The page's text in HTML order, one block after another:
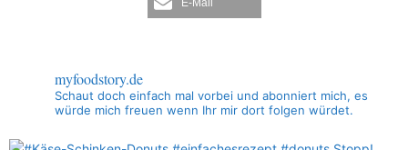
E-Mail
myfoodstory.de
Schaut doch einfach mal vorbei und abonniert mich, es
würde mich freuen wenn Ihr mir dort folgen würdet.